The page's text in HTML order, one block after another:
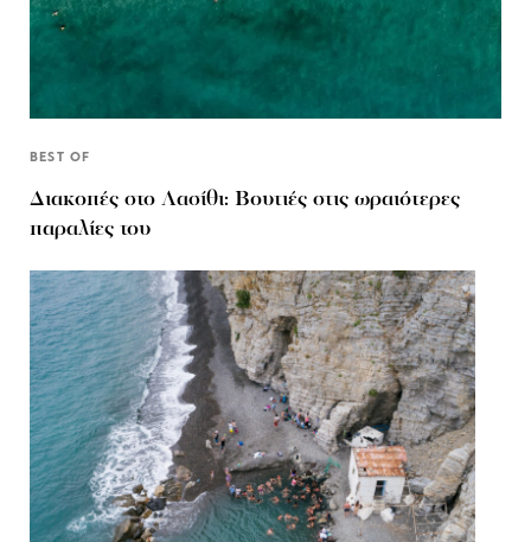
BEST OF
Διακοπές στο Λασίθι: Βουτιές στις ωραιότερες
παραλίες του